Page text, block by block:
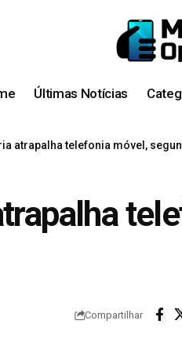
Últimas Notícias
atrapalha telefonia móvel,
Compartilhar